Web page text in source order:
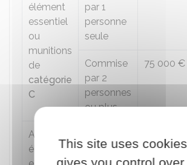
élément
essentiel
ou
munitions
de
catégorie
C
par 1
personne
seule
Commise
par 2
personnes
ou plus
75 000 €
Arme,
élément
par 1
This site uses
gives you control over